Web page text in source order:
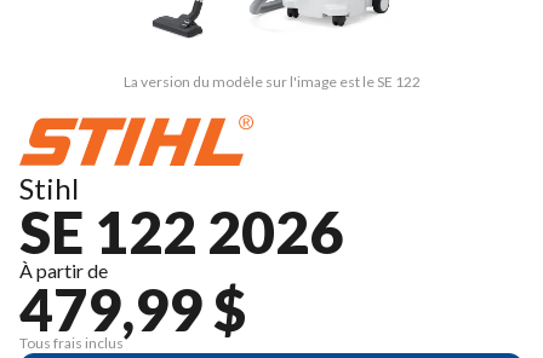
La version du modèle sur l'image est le SE 122
Stihl
SE 122 2026
À partir de
479,99 $
Tous frais inclus